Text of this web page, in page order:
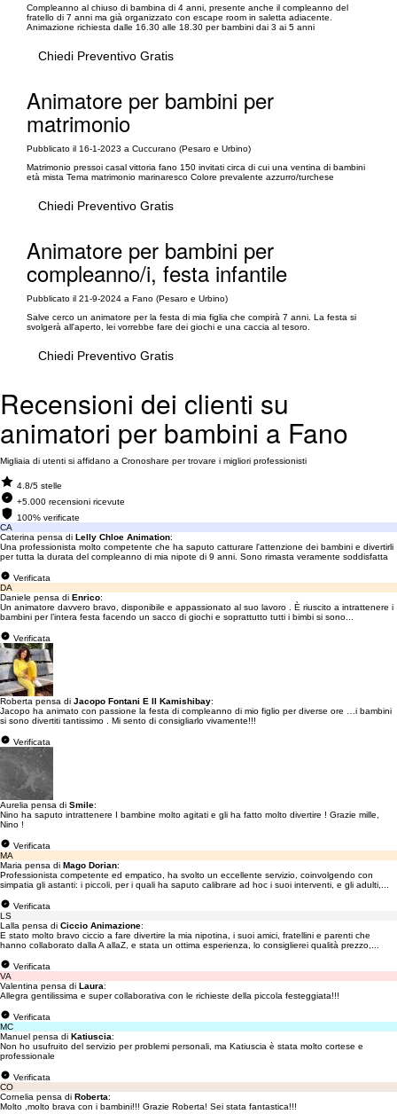
Compleanno al chiuso di bambina di 4 anni, presente anche il compleanno del
fratello di 7 anni ma già organizzato con escape room in saletta adiacente.
Animazione richiesta dalle 16.30 alle 18.30 per bambini dai 3 ai 5 anni
Chiedi Preventivo Gratis
Animatore per bambini per
matrimonio
Pubblicato il 16-1-2023 a Cuccurano (Pesaro e Urbino)
Matrimonio pressoi casal vittoria fano 150 invitati circa di cui una ventina di bambini
età mista Tema matrimonio marinaresco Colore prevalente azzurro/turchese
Chiedi Preventivo Gratis
Animatore per bambini per
compleanno/i, festa infantile
Pubblicato il 21-9-2024 a Fano (Pesaro e Urbino)
Salve cerco un animatore per la festa di mia figlia che compirà 7 anni. La festa si
svolgerà all'aperto, lei vorrebbe fare dei giochi e una caccia al tesoro.
Chiedi Preventivo Gratis
Recensioni dei clienti su
animatori per bambini a Fano
Migliaia di utenti si affidano a Cronoshare per trovare i migliori professionisti
4.8/5 stelle
+5.000 recensioni ricevute
100% verificate
CA
Caterina pensa di Lelly Chloe Animation:
Una professionista molto competente che ha saputo catturare l'attenzione dei bambini e divertirli
per tutta la durata del compleanno di mia nipote di 9 anni. Sono rimasta veramente soddisfatta
Verificata
DA
Daniele pensa di Enrico:
Un animatore davvero bravo, disponibile e appassionato al suo lavoro . È riuscito a intrattenere i
bambini per l’intera festa facendo un sacco di giochi e soprattutto tutti i bimbi si sono...
Verificata
Roberta pensa di Jacopo Fontani E Il Kamishibay:
Jacopo ha animato con passione la festa di compleanno di mio figlio per diverse ore …i bambini
si sono divertiti tantissimo . Mi sento di consigliarlo vivamente!!!
Verificata
Aurelia pensa di Smile:
Nino ha saputo intrattenere I bambine molto agitati e gli ha fatto molto divertire ! Grazie mille,
Nino !
Verificata
MA
Maria pensa di Mago Dorian:
Professionista competente ed empatico, ha svolto un eccellente servizio, coinvolgendo con
simpatia gli astanti: i piccoli, per i quali ha saputo calibrare ad hoc i suoi interventi, e gli adulti,...
Verificata
LS
Lalla pensa di Ciccio Animazione:
E stato molto bravo ciccio a fare divertire la mia nipotina, i suoi amici, fratellini e parenti che
hanno collaborato dalla A allaZ, e stata un ottima esperienza, lo consiglierei qualità prezzo,...
Verificata
VA
Valentina pensa di Laura:
Allegra gentilissima e super collaborativa con le richieste della piccola festeggiata!!!
Verificata
MC
Manuel pensa di Katiuscia:
Non ho usufruito del servizio per problemi personali, ma Katiuscia è stata molto cortese e
professionale
Verificata
CO
Cornelia pensa di Roberta:
Molto ,molto brava con i bambini!!! Grazie Roberta! Sei stata fantastica!!!